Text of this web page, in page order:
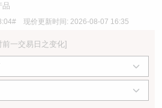
品
# 现价更新时间: 2026-08-07 16:35
前一交易日之变化]